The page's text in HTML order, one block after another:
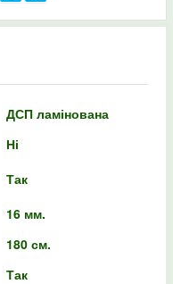
ДСП ламінована
Ні
Так
16 мм.
180 см.
Так